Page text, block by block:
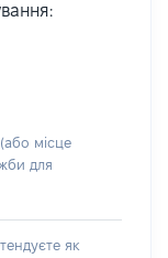
(або місце
для
як